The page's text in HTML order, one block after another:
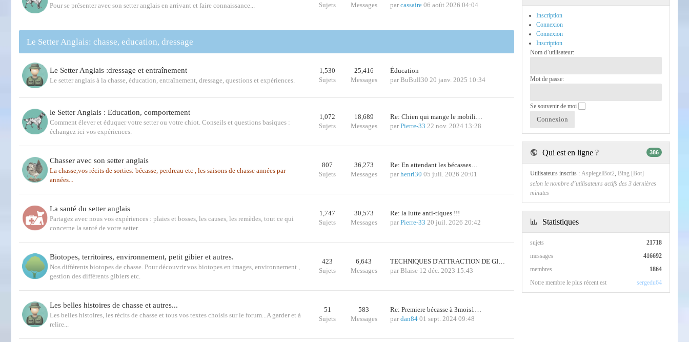
Pour se présenter avec son setter anglais en arrivant et faire connaissance...
Sujets
Messages
par cassaire 06 août 2026 04:04
Le Setter Anglais: chasse, education, dressage
Le Setter Anglais :dressage et entraînement
Le setter anglais à la chasse, éducation, entraînement, dressage, questions et expériences.
1,530
Sujets
25,416
Messages
Éducation
par BuBull30 20 janv. 2025 10:34
le Setter Anglais : Education, comportement
Comment élever et éduquer votre setter ou votre chiot. Conseils et questions basiques :
échangez ici vos expériences.
1,072
Sujets
18,689
Messages
Re: Chien qui mange le mobili…
par Pierre-33 22 nov. 2024 13:28
Chasser avec son setter anglais
La chasse,vos récits de sorties: bécasse, perdreau etc , les saisons de chasse années par
années...
807
Sujets
36,273
Messages
Re: En attendant les bécasses…
par henri30 05 juil. 2026 20:01
La santé du setter anglais
Partagez avec nous vos expériences : plaies et bosses, les causes, les remèdes, tout ce qui
concerne la santé de votre setter.
1,747
Sujets
30,573
Messages
Re: la lutte anti-tiques !!!
par Pierre-33 20 juil. 2026 20:42
Biotopes, territoires, environnement, petit gibier et autres.
Nos différents biotopes de chasse. Pour découvrir vos biotopes en images, environnement ,
gestion des différents gibiers etc.
423
Sujets
6,643
Messages
TECHNIQUES D'ATTRACTION DE GI…
par Blaise 12 déc. 2023 15:43
Les belles histoires de chasse et autres...
Les belles histoires, les récits de chasse et tous vos textes choisis sur le forum...A garder et à
relire...
51
Sujets
583
Messages
Re: Premiere bécasse à 3mois1…
par dan84 01 sept. 2024 09:48
Inscription
Connexion
Connexion
Inscription
Nom d’utilisateur:
Mot de passe:
Se souvenir de moi
Qui est en ligne ? 386
Utilisateurs inscrits : AspiegelBot2, Bing [Bot]
selon le nombre d’utilisateurs actifs des 3 dernières
minutes
Statistiques
21718
sujets
416692
messages
1864
membres
Notre membre le plus récent est
sergedu64